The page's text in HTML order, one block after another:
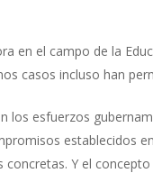
en el campo de la
casos incluso han
esfuerzos
establecidos
Y el